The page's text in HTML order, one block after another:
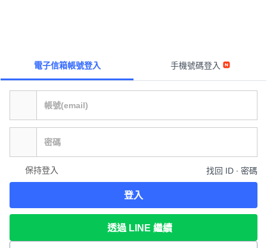
電子信箱帳號登入 手機號碼登入
保持登入 找回 ID ∙ 密碼
登入
透過 LINE 繼續